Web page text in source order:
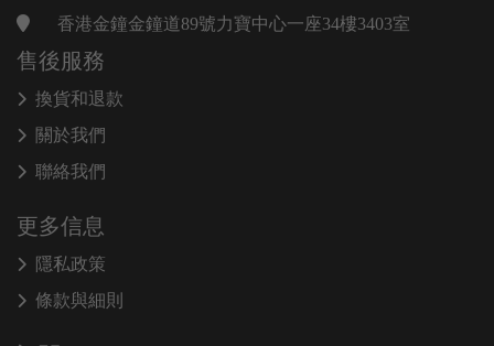
香港金鐘金鐘道89號力寶中心一座34樓3403室
售後服務
換貨和退款
關於我們
聯絡我們
更多信息
隱私政策
條款與細則